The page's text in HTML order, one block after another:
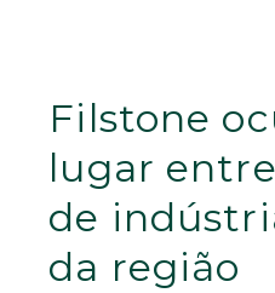
Filstone
lugar
de
da região